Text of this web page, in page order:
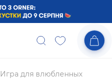
Игра для влюбленных